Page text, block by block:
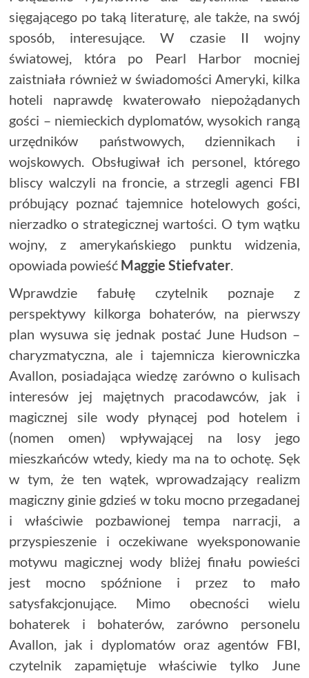
sięgającego po taką literaturę, ale także, na swój
sposób, interesujące. W czasie II wojny
światowej, która po Pearl Harbor mocniej
zaistniała również w świadomości Ameryki, kilka
hoteli naprawdę kwaterowało niepożądanych
gości – niemieckich dyplomatów, wysokich rangą
urzędników państwowych, dziennikach i
wojskowych. Obsługiwał ich personel, którego
bliscy walczyli na froncie, a strzegli agenci FBI
próbujący poznać tajemnice hotelowych gości,
nierzadko o strategicznej wartości. O tym wątku
wojny, z amerykańskiego punktu widzenia,
opowiada powieść Maggie Stiefvater
Wprawdzie fabułę czytelnik poznaje z
perspektywy kilkorga bohaterów, na pierwszy
plan wysuwa się jednak postać June Hudson –
charyzmatyczna, ale i tajemnicza kierowniczka
Avallon, posiadająca wiedzę zarówno o kulisach
interesów jej majętnych pracodawców, jak i
magicznej sile wody płynącej pod hotelem i
(nomen omen) wpływającej na losy jego
mieszkańców wtedy, kiedy ma na to ochotę. Sęk
w tym, że ten wątek, wprowadzający realizm
magiczny ginie gdzieś w toku mocno przegadanej
i właściwie pozbawionej tempa narracji, a
przyspieszenie i oczekiwane wyeksponowanie
motywu magicznej wody bliżej finału powieści
jest mocno spóźnione i przez to mało
satysfakcjonujące. Mimo obecności wielu
bohaterek i bohaterów, zarówno personelu
Avallon, jak i dyplomatów oraz agentów FBI,
czytelnik zapamiętuje właściwie tylko June